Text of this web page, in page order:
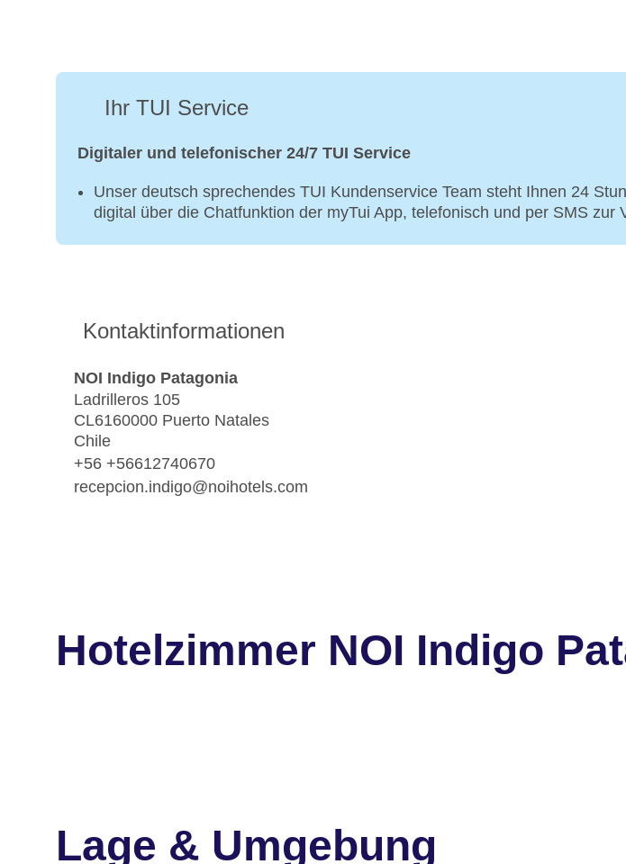
Ihr TUI Service
Digitaler und telefonischer 24/7 TUI Service
Unser deutsch sprechendes TUI Kundenservice Team steht Ihnen 24
digital über die Chatfunktion der myTui App, telefonisch und per SMS zur
Kontaktinformationen
NOI Indigo Patagonia
Ladrilleros 105
CL6160000 Puerto Natales
Chile
+56 +56612740670
recepcion.indigo@noihotels.com
Hotelzimmer NOI Indigo
Lage & Umgebung